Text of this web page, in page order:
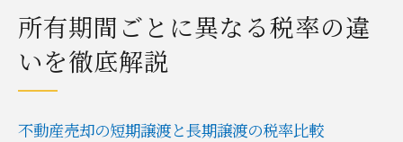
所有期間ごとに異なる税率の違
いを徹底解説
不動産売却の短期譲渡と長期譲渡の税率比較